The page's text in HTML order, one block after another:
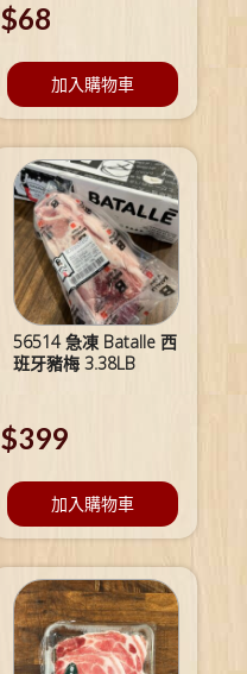
$68
加入購物車
56514 急凍 Batalle 西
班牙豬梅 3.38LB
$399
加入購物車